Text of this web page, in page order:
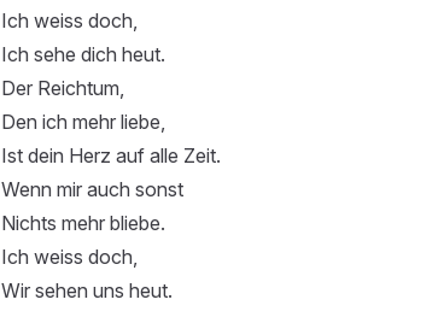
Ich weiss doch,
Ich sehe dich heut.
Der Reichtum,
Den ich mehr liebe,
Ist dein Herz auf alle Zeit.
Wenn mir auch sonst
Nichts mehr bliebe.
Ich weiss doch,
Wir sehen uns heut.